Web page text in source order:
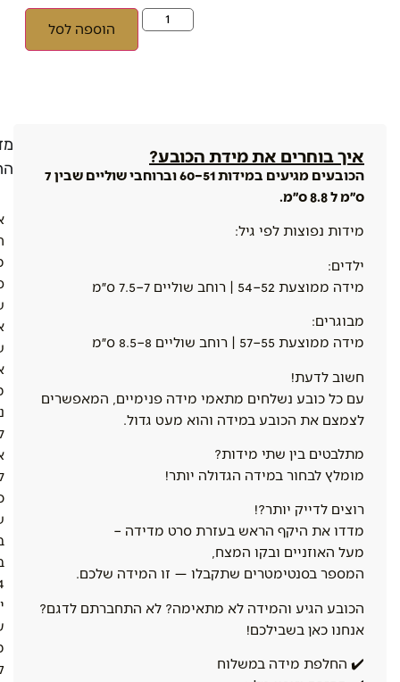
הוספה לסל
איך בוחרים את מידת הכובע?
הכובעים מגיעים במידות 51–60 וברוחבי שוליים שבין 7
ס״מ ל 8.8 ס״מ.
מידות נפוצות לפי גיל:
ילדים:
מידה ממוצעת 52–54 | רוחב שוליים 7–7.5 ס״מ
מבוגרים:
מידה ממוצעת 55–57 | רוחב שוליים 8–8.5 ס״מ
חשוב לדעת!
עם כל כובע נשלחים מתאמי מידה פנימיים, המאפשרים
לצמצם את הכובע במידה והוא מעט גדול.
מתלבטים בין שתי מידות?
מומלץ לבחור במידה הגדולה יותר!
רוצים לדייק יותר?!
מדדו את היקף הראש בעזרת סרט מדידה –
מעל האוזניים ובקו המצח,
המספר בסנטימטרים שתקבלו — זו המידה שלכם.
הכובע הגיע והמידה לא מתאימה? לא התחברתם לדגם?
אנחנו כאן בשבילכם!
✔️ החלפת מידה במשלוח